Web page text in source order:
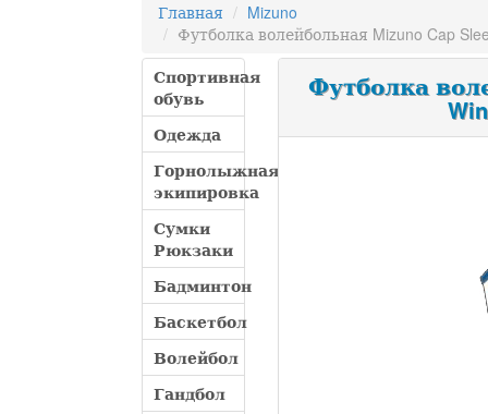
Главная
Mizuno
Футболка волейбольная Mizuno Cap
Спортивная
обувь
Одежда
Горнолыжная
экипировка
Сумки
Рюкзаки
Бадминтон
Баскетбол
Волейбол
Гандбол
Футболка